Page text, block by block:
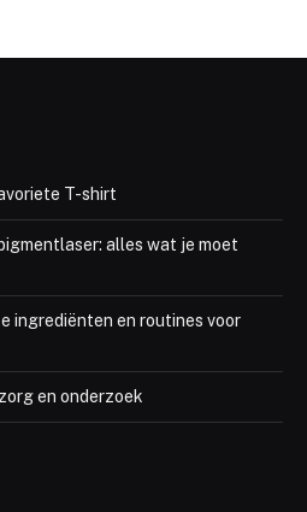
T-shirt
alles wat je moet
ingrediënten en routines voor
en onderzoek